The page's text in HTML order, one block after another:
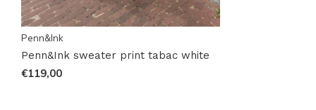
Penn&Ink
Penn&Ink sweater print tabac white
€119,00